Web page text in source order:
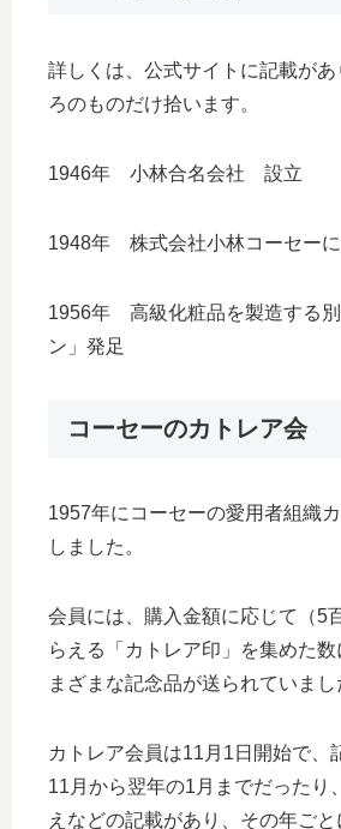
詳しくは、公式サイトに記載が
ろのものだけ拾います。
1946年 小林合名会社 設立
1948年 株式会社小林コーセーに
1956年 高級化粧品を製造する
ン」発足
コーセーのカトレア会
1957年にコーセーの愛用者組織
しました。
会員には、購入金額に応じて（5
らえる「カトレア印」を集めた
まざまな記念品が送られていまし
カトレア会員は11月1日開始で、
11月から翌年の1月までだったり
えなどの記載があり、その年ご